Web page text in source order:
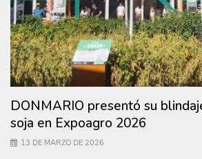
DONMARIO presentó su
soja en Expoagro 2026
13 DE MARZO DE 2026